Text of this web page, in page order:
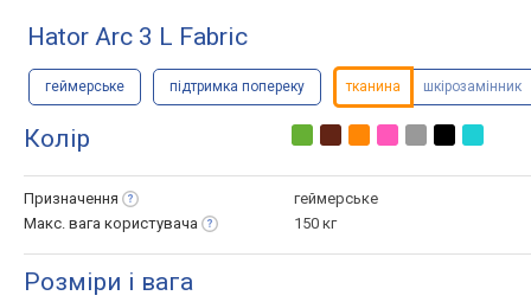
Hator Arc 3 L Fabric
геймерське підтримка попереку тканина шкірозамінник
Колір
Призначення
геймерське
Макс. вага користувача 150 кг
Розміри і вага